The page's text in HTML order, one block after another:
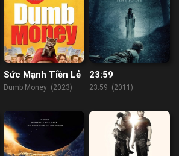
Sức Mạnh Tiền Lẻ
Dumb Money (2023)
23:59
23:59 (2011)